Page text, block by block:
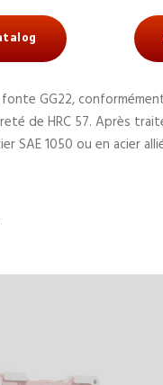
GG22,
de HRC 57. Après
SAE 1050 ou en acier